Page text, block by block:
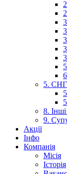
5. СНГ
8.
9.
Акції
Інфо
Компанія
Місія
Історія